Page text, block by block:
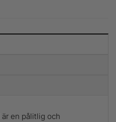
är en pålitlig och